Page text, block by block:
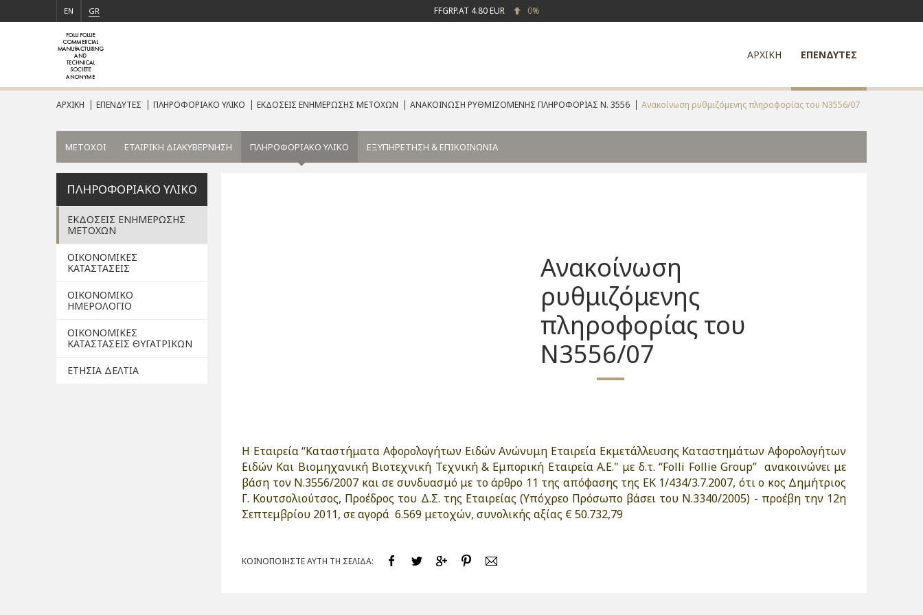
GR
EN FFGRP.AT 4.80 EUR 0%
ΑΡΧΙΚΗ ΕΠΕΝΔΥΤΕΣ
ΑΡΧΙΚΗ ΕΠΕΝΔΥΤΕΣ ΠΛΗΡΟΦΟΡΙΑΚΟ ΥΛΙΚΟ ΕΚΔΟΣΕΙΣ ΕΝΗΜΕΡΩΣΗΣ ΜΕΤΟΧΩΝ ΑΝΑΚΟΙΝΩΣΗ ΡΥΘΜΙΖΟΜΕΝΗΣ ΠΛΗΡΟΦΟΡΙΑΣ Ν. 3556 Ανακοίνωση ρυθμιζόμενης πληροφορίας του Ν3556/07
ΜΕΤΟΧΟΙ ΕΤΑΙΡΙΚΗ ΔΙΑΚΥΒΕΡΝΗΣΗ ΠΛΗΡΟΦΟΡΙΑΚΟ ΥΛΙΚΟ ΕΞΥΠΗΡΕΤΗΣΗ & ΕΠΙΚΟΙΝΩΝΙΑ
ΠΛΗΡΟΦΟΡΙΑΚΟ ΥΛΙΚΟ
ΕΚΔΟΣΕΙΣ ΕΝΗΜΕΡΩΣΗΣ
ΜΕΤΟΧΩΝ
ΟΙΚΟΝΟΜΙΚΕΣ
ΚΑΤΑΣΤΑΣΕΙΣ
ΟΙΚΟΝΟΜΙΚΟ
ΗΜΕΡΟΛΟΓΙΟ
ΟΙΚΟΝΟΜΙΚΕΣ
ΚΑΤΑΣΤΑΣΕΙΣ ΘΥΓΑΤΡΙΚΩΝ
ΕΤΗΣΙΑ ΔΕΛΤΙΑ
Ανακοίνωση
ρυθμιζόμενης
πληροφορίας του
Ν3556/07
H Εταιρεία “Καταστήματα Αφορολογήτων Ειδών Ανώνυμη Εταιρεία Εκμετάλλευσης Καταστημάτων Αφορολογήτων
Ειδών Και Βιομηχανική Βιοτεχνική Τεχνική & Εμπορική Εταιρεία A.E." με δ.τ. “Folli Follie Group” ανακοινώνει με
βάση τον Ν.3556/2007 και σε συνδυασμό με το άρθρο 11 της απόφασης της ΕΚ 1/434/3.7.2007, ότι ο κος Δημήτριος
Γ. Κουτσολιούτσος, Προέδρος του Δ.Σ. της Εταιρείας (Υπόχρεο Πρόσωπο βάσει του Ν.3340/2005) - προέβη την 12η
Σεπτεμβρίου 2011, σε αγορά 6.569 μετοχών, συνολικής αξίας € 50.732,79
ΚΟΙΝΟΠΟΙΗΣΤΕ ΑΥΤΗ ΤΗ ΣΕΛΙΔΑ: